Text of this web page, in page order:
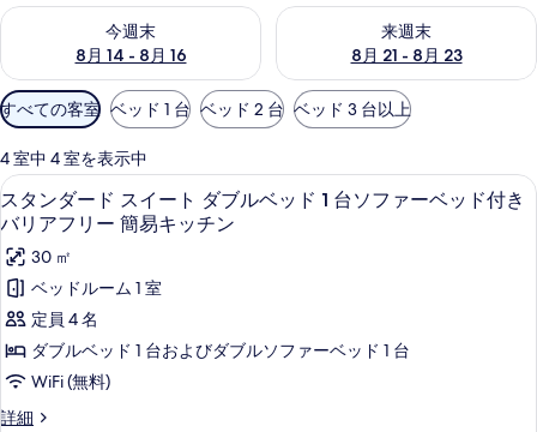
今週末
8月 14 - 8月 16
今週末 8月 14 - 8月 16 の空室状況をチェック
来週末
8月 21 - 8月 23
来週末 8月 21 - 8月 23 の空室
利
用
可
能
な
客
室
の
絞
り
込
み
条
すべての客室 ベッド 1 台 ベッド 2 台 ベッド 3 台以上
4 室中 4 室を表示中
ス
タ
ン
ダ
ー
ド
ス
イ
低刺激性寝具、セーフティボックス
12
スタンダード スイート ダブルベッド 1 台ソファーベッド付き
バリアフリー 簡易キッチン
30 ㎡
ベッドルーム 1 室
定員 4 名
ダブルベッド 1 台およびダブルソファーベッド 1 台
WiFi (無料)
詳細
ス